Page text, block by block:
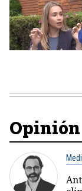
Opinión